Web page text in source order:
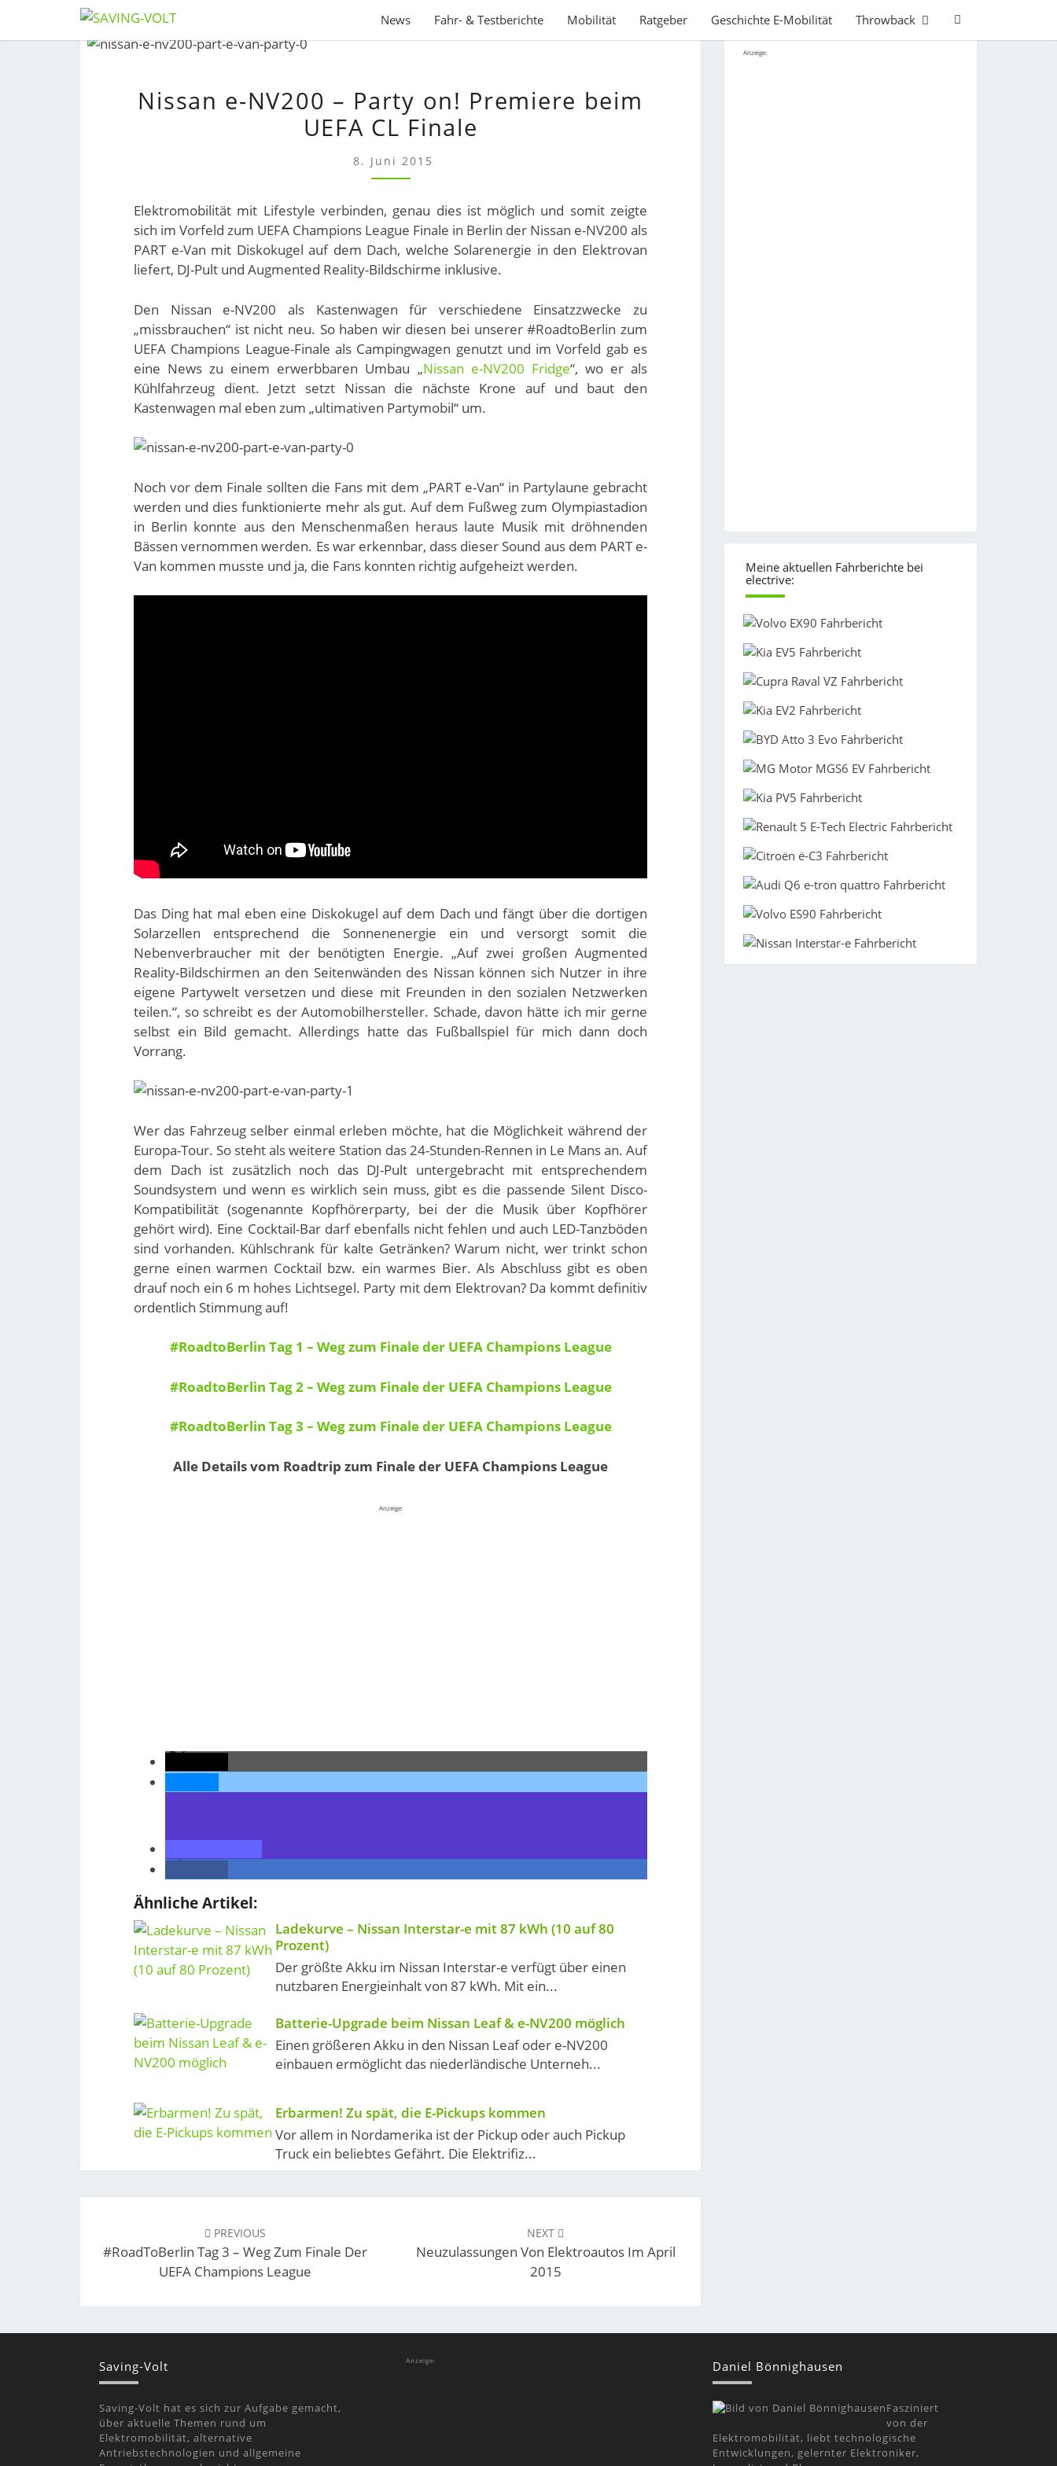
Skip
News Fahr- & Testberichte Mobilität Ratgeber Geschichte E-Mobilität Throwback
Search
E-
NV200
–
PARTY
ON!
BEIM
UEFA
CL
FINALE
Nissan e-NV200 – Party on! Premiere beim
UEFA CL Finale
8. Juni 2015
Elektromobilität mit Lifestyle verbinden, genau dies ist möglich und somit zeigte
sich im Vorfeld zum UEFA Champions League Finale in Berlin der Nissan e-NV200 als
PART e-Van mit Diskokugel auf dem Dach, welche Solarenergie in den Elektrovan
liefert, DJ-Pult und Augmented Reality-Bildschirme inklusive.
Den Nissan e-NV200 als Kastenwagen für verschiedene Einsatzzwecke zu
„missbrauchen“ ist nicht neu. So haben wir diesen bei unserer #RoadtoBerlin zum
UEFA Champions League-Finale als Campingwagen genutzt und im Vorfeld gab es
eine News zu einem erwerbbaren Umbau „Nissan e-NV200 Fridge“, wo er als
Kühlfahrzeug dient. Jetzt setzt Nissan die nächste Krone auf und baut den
Kastenwagen mal eben zum „ultimativen Partymobil“ um.
Noch vor dem Finale sollten die Fans mit dem „PART e-Van“ in Partylaune gebracht
werden und dies funktionierte mehr als gut. Auf dem Fußweg zum Olympiastadion
in Berlin konnte aus den Menschenmaßen heraus laute Musik mit dröhnenden
Bässen vernommen werden. Es war erkennbar, dass dieser Sound aus dem PART e-
Van kommen musste und ja, die Fans konnten richtig aufgeheizt werden.
Das Ding hat mal eben eine Diskokugel auf dem Dach und fängt über die dortigen
Solarzellen entsprechend die Sonnenenergie ein und versorgt somit die
Nebenverbraucher mit der benötigten Energie. „Auf zwei großen Augmented
Reality-Bildschirmen an den Seitenwänden des Nissan können sich Nutzer in ihre
eigene Partywelt versetzen und diese mit Freunden in den sozialen Netzwerken
teilen.“, so schreibt es der Automobilhersteller. Schade, davon hätte ich mir gerne
selbst ein Bild gemacht. Allerdings hatte das Fußballspiel für mich dann doch
Vorrang.
Wer das Fahrzeug selber einmal erleben möchte, hat die Möglichkeit während der
Europa-Tour. So steht als weitere Station das 24-Stunden-Rennen in Le Mans an. Auf
dem Dach ist zusätzlich noch das DJ-Pult untergebracht mit entsprechendem
Soundsystem und wenn es wirklich sein muss, gibt es die passende Silent Disco-
Kompatibilität (sogenannte Kopfhörerparty, bei der die Musik über Kopfhörer
gehört wird). Eine Cocktail-Bar darf ebenfalls nicht fehlen und auch LED-Tanzböden
sind vorhanden. Kühlschrank für kalte Getränken? Warum nicht, wer trinkt schon
gerne einen warmen Cocktail bzw. ein warmes Bier. Als Abschluss gibt es oben
drauf noch ein 6 m hohes Lichtsegel. Party mit dem Elektrovan? Da kommt definitiv
ordentlich Stimmung auf!
#RoadtoBerlin Tag 1 – Weg zum Finale der UEFA Champions League
#RoadtoBerlin Tag 2 – Weg zum Finale der UEFA Champions League
#RoadtoBerlin Tag 3 – Weg zum Finale der UEFA Champions League
Alle Details vom Roadtrip zum Finale der UEFA Champions League
Anzeige:
Ähnliche Artikel:
Ladekurve – Nissan Interstar-e mit 87 kWh (10 auf 80
Prozent)
Der größte Akku im Nissan Interstar-e verfügt über einen
nutzbaren Energieinhalt von 87 kWh. Mit ein...
Batterie-Upgrade beim Nissan Leaf & e-NV200 möglich
Einen größeren Akku in den Nissan Leaf oder e-NV200
einbauen ermöglicht das niederländische Unterneh...
Erbarmen! Zu spät, die E-Pickups kommen
Vor allem in Nordamerika ist der Pickup oder auch Pickup
Truck ein beliebtes Gefährt. Die Elektrifiz...
Post
PREVIOUS
#RoadToBerlin Tag 3 – Weg Zum Finale Der
UEFA Champions League
NEXT
Neuzulassungen Von Elektroautos Im April
2015
Anzeige:
Meine aktuellen Fahrberichte bei
electrive:
Saving-Volt
Saving-Volt hat es sich zur Aufgabe gemacht,
über aktuelle Themen rund um
Elektromobilität, alternative
Antriebstechnologien und allgemeine
Anzeige: Daniel Bönnighausen
Fasziniert
von der
Elektromobilität, liebt technologische
Entwicklungen, gelernter Elektroniker,